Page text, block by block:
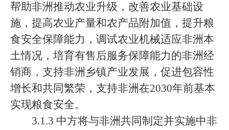
帮助非洲推动农业升级，改善农业基础设
施，提高农业产量和农产品附加值，提升粮
食安全保障能力，调试农业机械适应非洲本
土情况，培育有售后服务保障能力的非洲经
销商，支持非洲乡镇产业发展，促进包容性
增长和共同繁荣，支持非洲在2030年前基本
实现粮食安全。
3.1.3 中方将与非洲共同制定并实施中非